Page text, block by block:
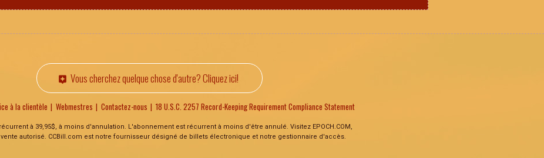
Vous cherchez quelque chose d'autre? Cliquez ici!
à la clientèle Webmestres Contactez-nous 18 U.S.C. 2257 Record-Keeping Requirement Compliance Statement
à 39,95$, à moins d'annulation. L'abonnement est récurrent à moins d'être annulé. Visitez EPOCH.COM,
autorisé. CCBill.com est notre fournisseur désigné de billets électronique et notre gestionnaire d'accès.